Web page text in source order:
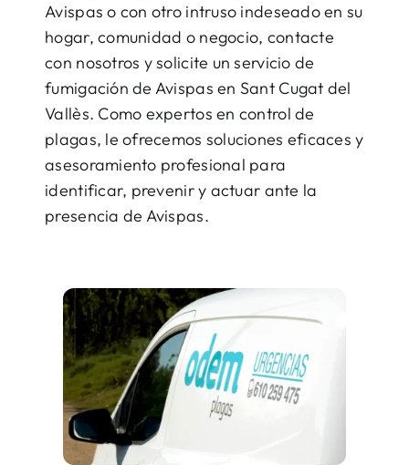
Avispas o con otro intruso indeseado en su
hogar, comunidad o negocio, contacte
con nosotros y solicite un servicio de
fumigación de Avispas en Sant Cugat del
Vallès. Como expertos en control de
plagas, le ofrecemos soluciones eficaces y
asesoramiento profesional para
identificar, prevenir y actuar ante la
presencia de Avispas.